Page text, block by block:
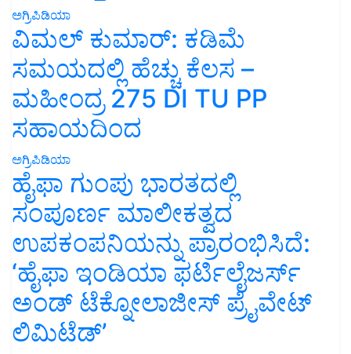
ಅಗ್ರಿಪಿಡಿಯಾ
ವಿಮಲ್ ಕುಮಾರ್: ಕಡಿಮೆ
ಸಮಯದಲ್ಲಿ ಹೆಚ್ಚು ಕೆಲಸ –
ಮಹೀಂದ್ರ 275 DI TU PP
ಸಹಾಯದಿಂದ
ಅಗ್ರಿಪಿಡಿಯಾ
ಹೈಫಾ ಗುಂಪು ಭಾರತದಲ್ಲಿ
ಸಂಪೂರ್ಣ ಮಾಲೀಕತ್ವದ
ಉಪಕಂಪನಿಯನ್ನು ಪ್ರಾರಂಭಿಸಿದೆ:
‘ಹೈಫಾ ಇಂಡಿಯಾ ಫರ್ಟಿಲೈಜರ್ಸ್
ಅಂಡ್ ಟೆಕ್ನೋಲಾಜೀಸ್ ಪ್ರೈವೇಟ್
ಲಿಮಿಟೆಡ್’